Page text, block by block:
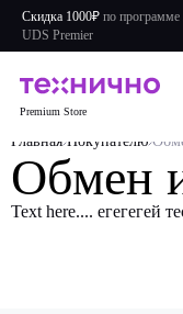
Скидка 1000₽ по программе
UDS Premier
Premium Store
Главная Покупателю
Обмен
Text here.... егегегей